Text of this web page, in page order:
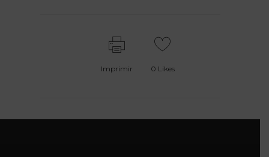
Imprimir 0 Likes